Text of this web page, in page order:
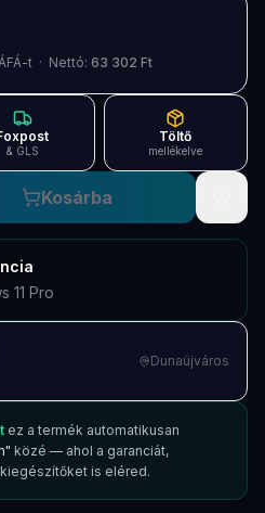
t · Nettó: 63 302 Ft
& GLS
Töltő
mellékelve
Kosárba
11 Pro
Dunaújváros
ez a termék automatikusan
közé — ahol a garanciát,
is eléred.